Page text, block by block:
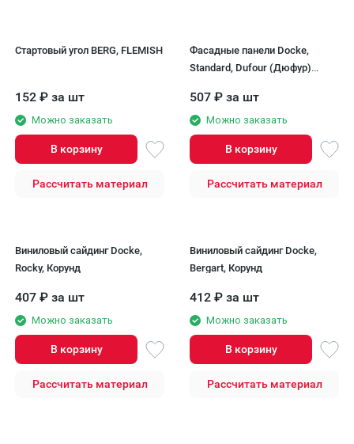
Стартовый угол BERG, FLEMISH
152 ₽ за шт
Можно заказать
В корзину
Рассчитать материал
Фасадные панели Docke,
Standard, Dufour (Дюфур)
507 ₽ за шт
Можно заказать
В корзину
Рассчитать материал
Виниловый сайдинг Docke,
Rocky, Корунд
407 ₽ за шт
Можно заказать
В корзину
Рассчитать материал
Виниловый сайдинг Docke,
Bergart, Корунд
412 ₽ за шт
Можно заказать
В корзину
Рассчитать материал